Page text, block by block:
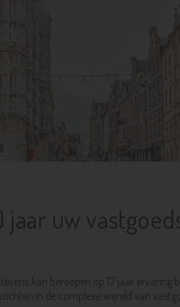
uw
kan beroepen op 17 jaar
in de complexe wereld van